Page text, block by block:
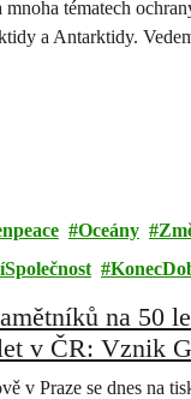
tématech
a Antarktidy.
Oceány
na 50
v ČR: Vznik
záležitost
v Praze se dnes na